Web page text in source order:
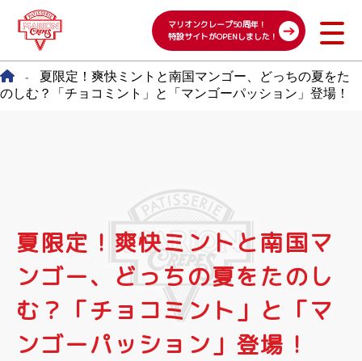
マリオンクレープ50周年！
特設サイトがOPENしました！
-
夏限定！爽快ミントと南国マンゴー、どっちの夏をた
のしむ？「チョコミント」と「マンゴーパッション」登場！
夏限定！爽快ミントと南国マ
ンゴー、どっちの夏をたのし
む？「チョコミント」と「マ
ンゴーパッション」登場！